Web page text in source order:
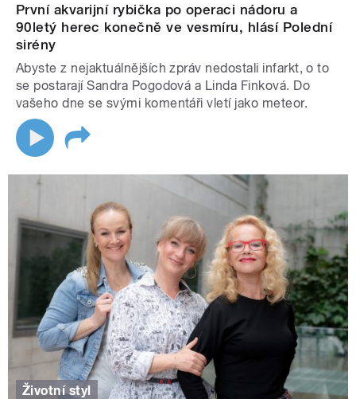
První akvarijní rybička po operaci nádoru a
90letý herec konečně ve vesmíru, hlásí Polední
sirény
Abyste z nejaktuálnějších zpráv nedostali infarkt, o to
se postarají Sandra Pogodová a Linda Finková. Do
vašeho dne se svými komentáři vletí jako meteor.
Životní styl